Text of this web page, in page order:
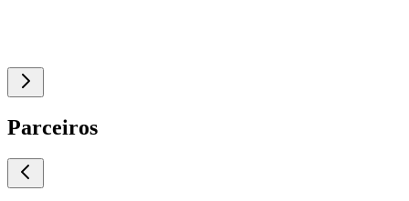
Parceiros